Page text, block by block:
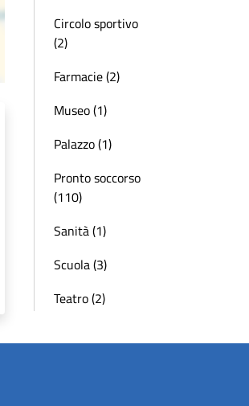
Circolo sportivo
(2)
Farmacie (2)
Museo (1)
Palazzo (1)
Pronto soccorso
(110)
Sanità (1)
Scuola (3)
Teatro (2)